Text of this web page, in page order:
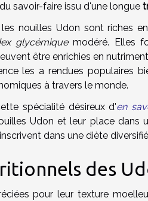
savoir-faire issu d'une longue
nouilles Udon sont riches
glycémiquemodéré. Elles
être enrichies en
les a rendues populaires
à travers le monde.
spécialité désireux d'en
Udon et leur place dans
dans une diète
des
pour leur texture